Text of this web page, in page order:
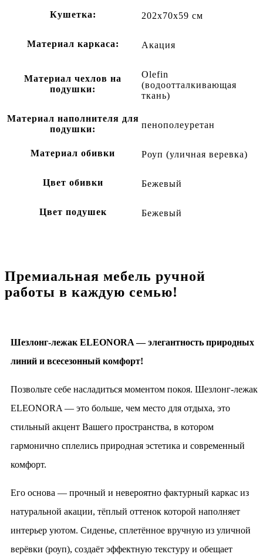
Кушетка: 202x70x59 см
Материал каркаса: Акация
Материал чехлов на
подушки:
Olefin
(водоотталкивающая
ткань)
Материал наполнителя для
подушки:
пенополеуретан
Материал обивки Роуп (уличная веревка)
Цвет обивки Бежевый
Цвет подушек Бежевый
Премиальная мебель ручной
работы в каждую семью!
Шезлонг-лежак ELEONORA — элегантность природных
линий и всесезонный комфорт!
Позвольте себе насладиться моментом покоя. Шезлонг-лежак
ELEONORA — это больше, чем место для отдыха, это
стильный акцент Вашего пространства, в котором
гармонично сплелись природная эстетика и современный
комфорт.
Его основа — прочный и невероятно фактурный каркас из
натуральной акации, тёплый оттенок которой наполняет
интерьер уютом. Сиденье, сплетённое вручную из уличной
верёвки (роуп), создаёт эффектную текстуру и обещает